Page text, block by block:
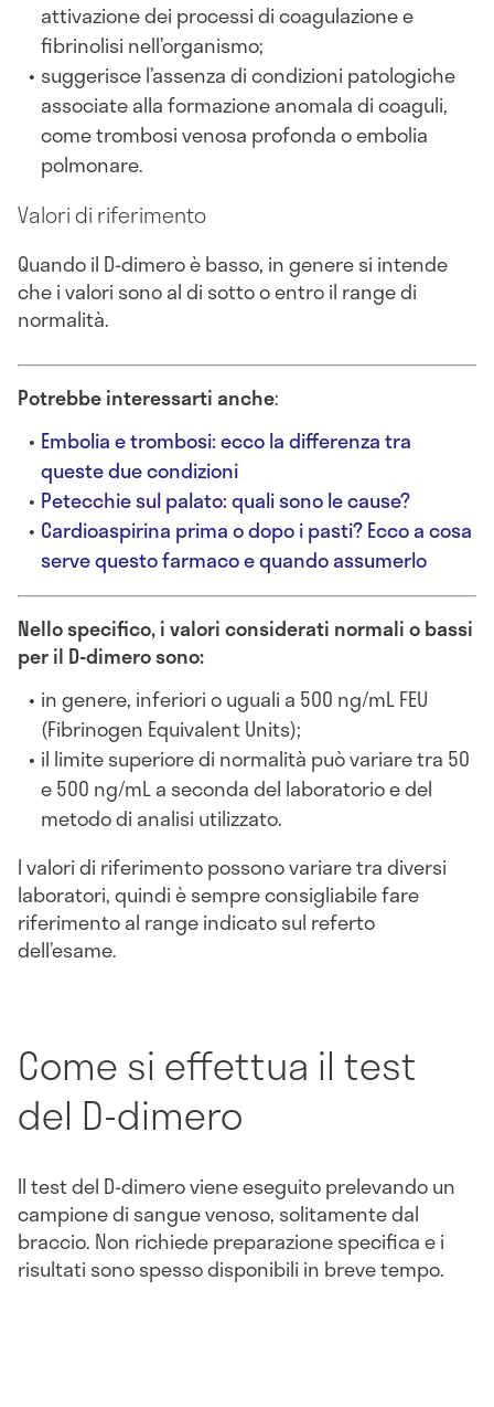
attivazione dei processi di coagulazione e
fibrinolisi nell’organismo;
suggerisce l’assenza di condizioni patologiche
associate alla formazione anomala di coaguli,
come trombosi venosa profonda o embolia
polmonare.
Valori di riferimento
Quando il D-dimero è basso, in genere si intende
che i valori sono al di sotto o entro il range di
normalità.
Potrebbe interessarti anche:
Embolia e trombosi: ecco la differenza tra
queste due condizioni
Petecchie sul palato: quali sono le cause?
Cardioaspirina prima o dopo i pasti? Ecco a cosa
serve questo farmaco e quando assumerlo
Nello specifico, i valori considerati normali o bassi
per il D-dimero sono:
in genere, inferiori o uguali a 500 ng/mL FEU
(Fibrinogen Equivalent Units);
il limite superiore di normalità può variare tra 50
e 500 ng/mL a seconda del laboratorio e del
metodo di analisi utilizzato.
I valori di riferimento possono variare tra diversi
laboratori, quindi è sempre consigliabile fare
riferimento al range indicato sul referto
dell’esame.
Come si effettua il test
del D-dimero
Il test del D-dimero viene eseguito prelevando un
campione di sangue venoso, solitamente dal
braccio. Non richiede preparazione specifica e i
risultati sono spesso disponibili in breve tempo.